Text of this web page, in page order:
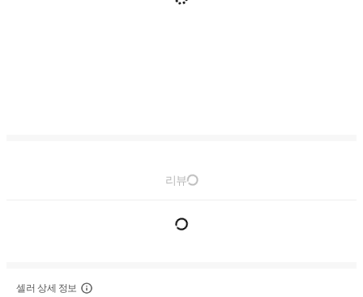
리뷰
셀러 상세 정보